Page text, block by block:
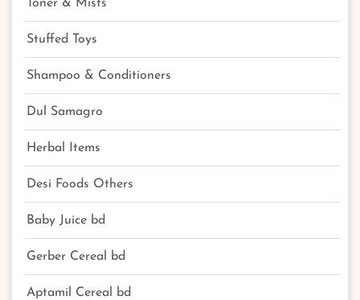
Toner & Mists
Stuffed Toys
Shampoo & Conditioners
Dul Samagro
Herbal Items
Desi Foods Others
Baby Juice bd
Gerber Cereal bd
Aptamil Cereal bd